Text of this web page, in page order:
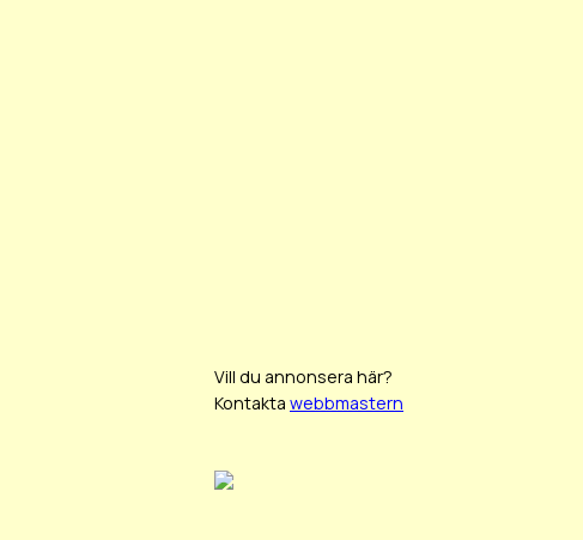
Vill du annonsera här?
Kontakta webbmastern